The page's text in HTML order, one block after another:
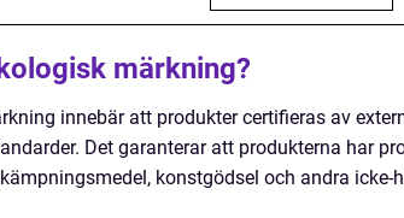
märkning?
innebär att produkter certifieras av
Det garanterar att produkterna har
konstgödsel och andra icke-